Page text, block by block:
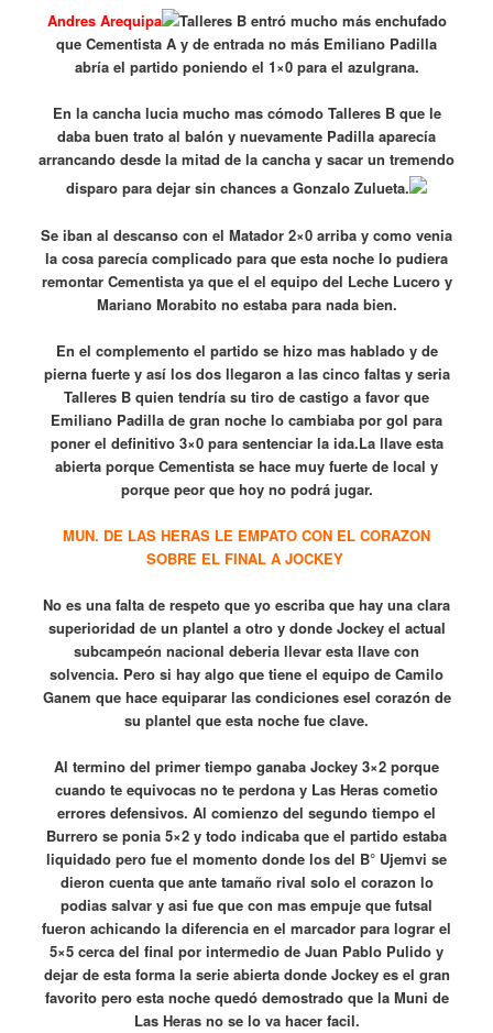
Andres Arequipa
Talleres B entró mucho más enchufado
que Cementista A y de entrada no más Emiliano Padilla
abría el partido poniendo el 1×0 para el azulgrana.
En la cancha lucia mucho mas cómodo Talleres B que le
daba buen trato al balón y nuevamente Padilla aparecía
arrancando desde la mitad de la cancha y sacar un tremendo
disparo para dejar sin chances a Gonzalo Zulueta.
Se iban al descanso con el Matador 2×0 arriba y como venia
la cosa parecía complicado para que esta noche lo pudiera
remontar Cementista ya que el el equipo del Leche Lucero y
Mariano Morabito no estaba para nada bien.
En el complemento el partido se hizo mas hablado y de
pierna fuerte y así los dos llegaron a las cinco faltas y seria
Talleres B quien tendría su tiro de castigo a favor que
Emiliano Padilla de gran noche lo cambiaba por gol para
poner el definitivo 3×0 para sentenciar la ida.La llave esta
abierta porque Cementista se hace muy fuerte de local y
porque peor que hoy no podrá jugar.
MUN. DE LAS HERAS LE EMPATO CON EL CORAZON
SOBRE EL FINAL A JOCKEY
No es una falta de respeto que yo escriba que hay una clara
superioridad de un plantel a otro y donde Jockey el actual
subcampeón nacional deberia llevar esta llave con
solvencia. Pero si hay algo que tiene el equipo de Camilo
Ganem que hace equiparar las condiciones esel corazón de
su plantel que esta noche fue clave.
Al termino del primer tiempo ganaba Jockey 3×2 porque
cuando te equivocas no te perdona y Las Heras cometio
errores defensivos. Al comienzo del segundo tiempo el
Burrero se ponia 5×2 y todo indicaba que el partido estaba
liquidado pero fue el momento donde los del B° Ujemvi se
dieron cuenta que ante tamaño rival solo el corazon lo
podias salvar y asi fue que con mas empuje que futsal
fueron achicando la diferencia en el marcador para lograr el
5×5 cerca del final por intermedio de Juan Pablo Pulido y
dejar de esta forma la serie abierta donde Jockey es el gran
favorito pero esta noche quedó demostrado que la Muni de
Las Heras no se lo va hacer facil.